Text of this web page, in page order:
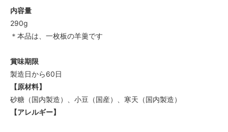
内容量
290g
＊本品は、一枚板の羊羹です
賞味期限
製造日から60日
【原材料】
砂糖（国内製造）、小豆（国産）、寒天（国内製造）
【アレルギー】